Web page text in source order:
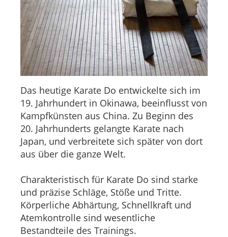
Das heutige Karate Do entwickelte sich im
19. Jahrhundert in Okinawa, beeinflusst von
Kampfkünsten aus China. Zu Beginn des
20. Jahrhunderts gelangte Karate nach
Japan, und verbreitete sich später von dort
aus über die ganze Welt.
Charakteristisch für Karate Do sind starke
und präzise Schläge, Stöße und Tritte.
Körperliche Abhärtung, Schnellkraft und
Atemkontrolle sind wesentliche
Bestandteile des Trainings.